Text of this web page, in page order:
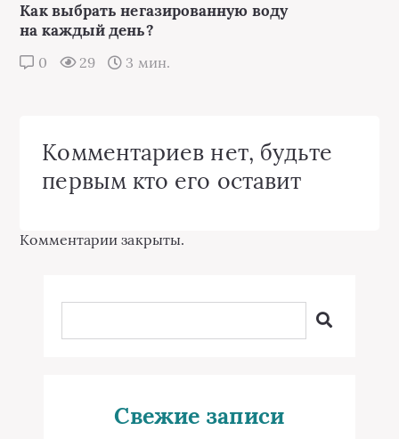
Как выбрать негазированную воду
на каждый день?
0 29 3 мин.
Комментариев нет, будьте
первым кто его оставит
Комментарии закрыты.
Свежие записи